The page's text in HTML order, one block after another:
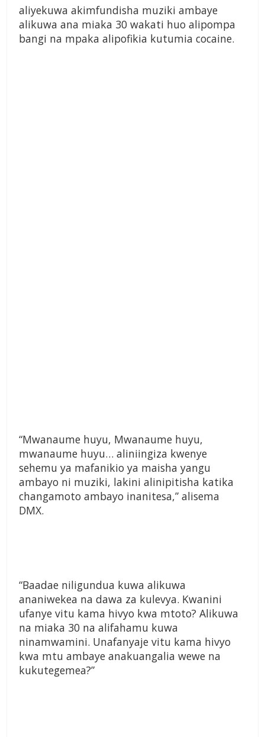
aliyekuwa akimfundisha muziki ambaye
alikuwa ana miaka 30 wakati huo alipompa
bangi na mpaka alipofikia kutumia cocaine.
“Mwanaume huyu, Mwanaume huyu,
mwanaume huyu… aliniingiza kwenye
sehemu ya mafanikio ya maisha yangu
ambayo ni muziki, lakini alinipitisha katika
changamoto ambayo inanitesa,” alisema
DMX.
“Baadae niligundua kuwa alikuwa
ananiwekea na dawa za kulevya. Kwanini
ufanye vitu kama hivyo kwa mtoto? Alikuwa
na miaka 30 na alifahamu kuwa
ninamwamini. Unafanyaje vitu kama hivyo
kwa mtu ambaye anakuangalia wewe na
kukutegemea?”